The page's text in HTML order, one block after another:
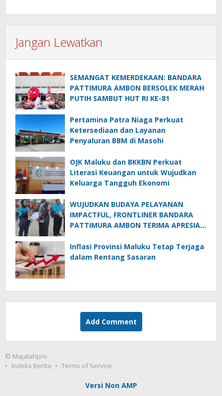
Jangan Lewatkan
SEMANGAT KEMERDEKAAN: BANDARA
PATTIMURA AMBON BERSOLEK MERAH
PUTIH SAMBUT HUT RI KE-81
Pertamina Patra Niaga Perkuat
Ketersediaan dan Layanan
Penyaluran BBM di Masohi
OJK Maluku dan BKKBN Perkuat
Literasi Keuangan untuk Wujudkan
Keluarga Tangguh Ekonomi
WUJUDKAN BUDAYA PELAYANAN
IMPACTFUL, FRONTLINER BANDARA
PATTIMURA AMBON TERIMA APRESIASI
Inflasi Provinsi Maluku Tetap Terjaga
dalam Rentang Sasaran
Add Comment
© Majalahpro
Indeks Berita
Terms of Service
Versi Non AMP